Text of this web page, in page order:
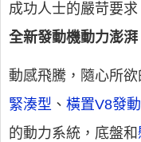
成功人士的嚴苛要求
全新發動機動力澎湃
動感飛騰，隨心所
緊湊型 、 橫置V8發
的動力系統，底盤和